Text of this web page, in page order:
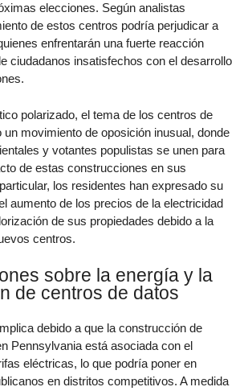
elecciones. Según analistas
de estos centros podría perjudicar a
enfrentarán una fuerte reacción
ciudadanos insatisfechos con el desarrollo
polarizado, el tema de los centros de
un movimiento de oposición inusual, donde
y votantes populistas se unen para
de estas construcciones en sus
los residentes han expresado su
aumento de los precios de la electricidad
de sus propiedades debido a la
centros.
sobre la energía y la
de centros de datos
debido a que la construcción de
Pennsylvania está asociada con el
eléctricas, lo que podría poner en
en distritos competitivos. A medida